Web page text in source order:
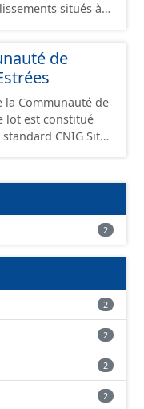
CNIG Sites
référence aux
aux SCI.
de
la Communauté de
lot est constitué
CNIG Sites
2
2
2
2
2